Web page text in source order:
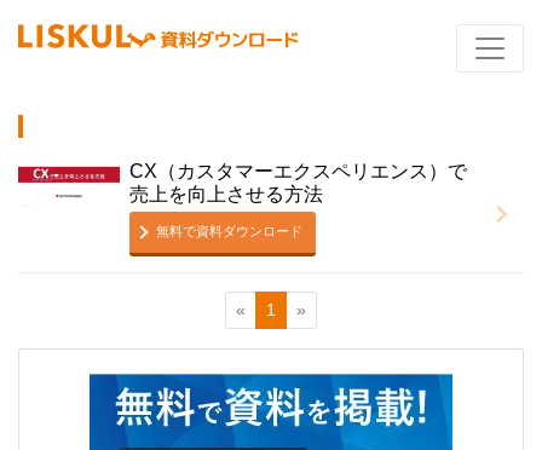
CX（カスタマーエクスペリエンス）で
売上を向上させる方法
無料で資料ダウンロード
« 1 »